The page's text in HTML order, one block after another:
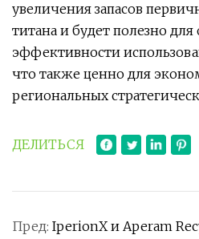
увеличения запасов
титана и будет полезно
эффективности
что также ценно для
региональных
ДЕЛИТЬСЯ
Пред: IperionX и Aperam